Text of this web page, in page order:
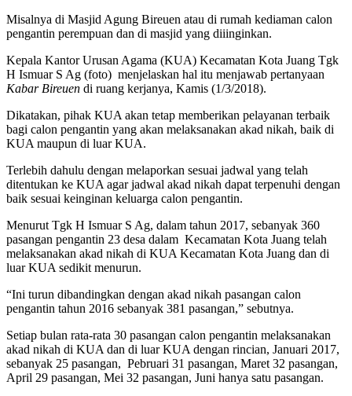
Misalnya di Masjid Agung Bireuen atau di rumah kediaman calon
pengantin perempuan dan di masjid yang diiinginkan.
Kepala Kantor Urusan Agama (KUA) Kecamatan Kota Juang Tgk
H Ismuar S Ag (foto) menjelaskan hal itu menjawab pertanyaan
Kabar Bireuen di ruang kerjanya, Kamis (1/3/2018).
Dikatakan, pihak KUA akan tetap memberikan pelayanan terbaik
bagi calon pengantin yang akan melaksanakan akad nikah, baik di
KUA maupun di luar KUA.
Terlebih dahulu dengan melaporkan sesuai jadwal yang telah
ditentukan ke KUA agar jadwal akad nikah dapat terpenuhi dengan
baik sesuai keinginan keluarga calon pengantin.
Menurut Tgk H Ismuar S Ag, dalam tahun 2017, sebanyak 360
pasangan pengantin 23 desa dalam Kecamatan Kota Juang telah
melaksanakan akad nikah di KUA Kecamatan Kota Juang dan di
luar KUA sedikit menurun.
“Ini turun dibandingkan dengan akad nikah pasangan calon
pengantin tahun 2016 sebanyak 381 pasangan,” sebutnya.
Setiap bulan rata-rata 30 pasangan calon pengantin melaksanakan
akad nikah di KUA dan di luar KUA dengan rincian, Januari 2017,
sebanyak 25 pasangan, Pebruari 31 pasangan, Maret 32 pasangan,
April 29 pasangan, Mei 32 pasangan, Juni hanya satu pasangan.